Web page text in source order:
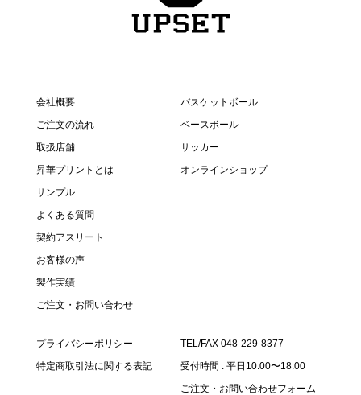
会社概要
ご注文の流れ
取扱店舗
昇華プリントとは
サンプル
よくある質問
契約アスリート
お客様の声
製作実績
ご注文・お問い合わせ
バスケットボール
ベースボール
サッカー
オンラインショップ
プライバシーポリシー
特定商取引法に関する表記
TEL/FAX 048-229-8377
受付時間 : 平日10:00〜18:00
ご注文・お問い合わせフォーム